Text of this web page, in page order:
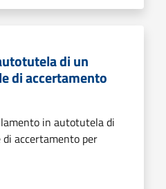
di un
di accertamento
in autotutela di
accertamento per